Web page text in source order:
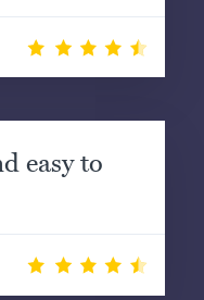
easy to